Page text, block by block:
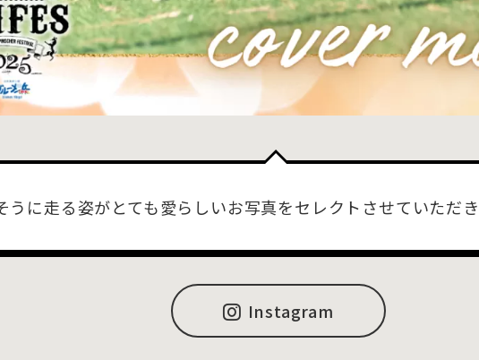
うに走る姿がとても愛らしいお写真をセレクトさせていただ
Instagram